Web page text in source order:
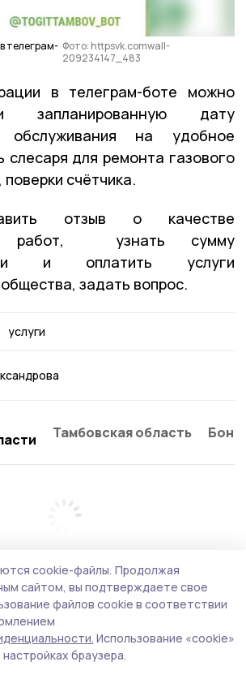
телеграм- Фото: httpsvk.comwall-
209234147_483
в телеграм-боте можно
запланированную дату
обслуживания на удобное
слесаря для ремонта газового
счётчика.
отзыв о качестве
работ, узнать сумму
и оплатить услуги
задать вопрос.
услуги
Тамбовская область
cookie-файлы. Продолжая
сайтом, вы подтверждаете свое
файлов cookie в соответствии
Использование «cookie»
браузера.